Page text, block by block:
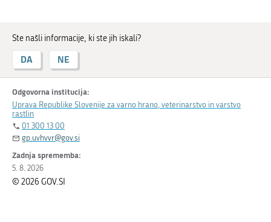
Ste našli informacije, ki ste jih iskali?
DA NE
Odgovorna institucija:
Uprava Republike Slovenije za varno hrano, veterinarstvo in varstvo
rastlin
01 300 13 00
gp.uvhvvr@gov.si
Zadnja sprememba:
5. 8. 2026
© 2026 GOV.SI